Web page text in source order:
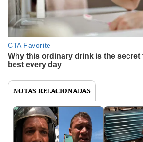
NOTAS RELACIONADAS